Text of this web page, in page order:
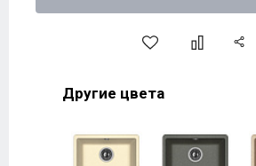
Другие цвета